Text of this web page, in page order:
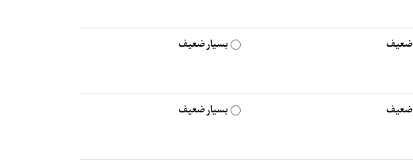
ضعیف بسیار ضعیف
ضعیف بسیار ضعیف